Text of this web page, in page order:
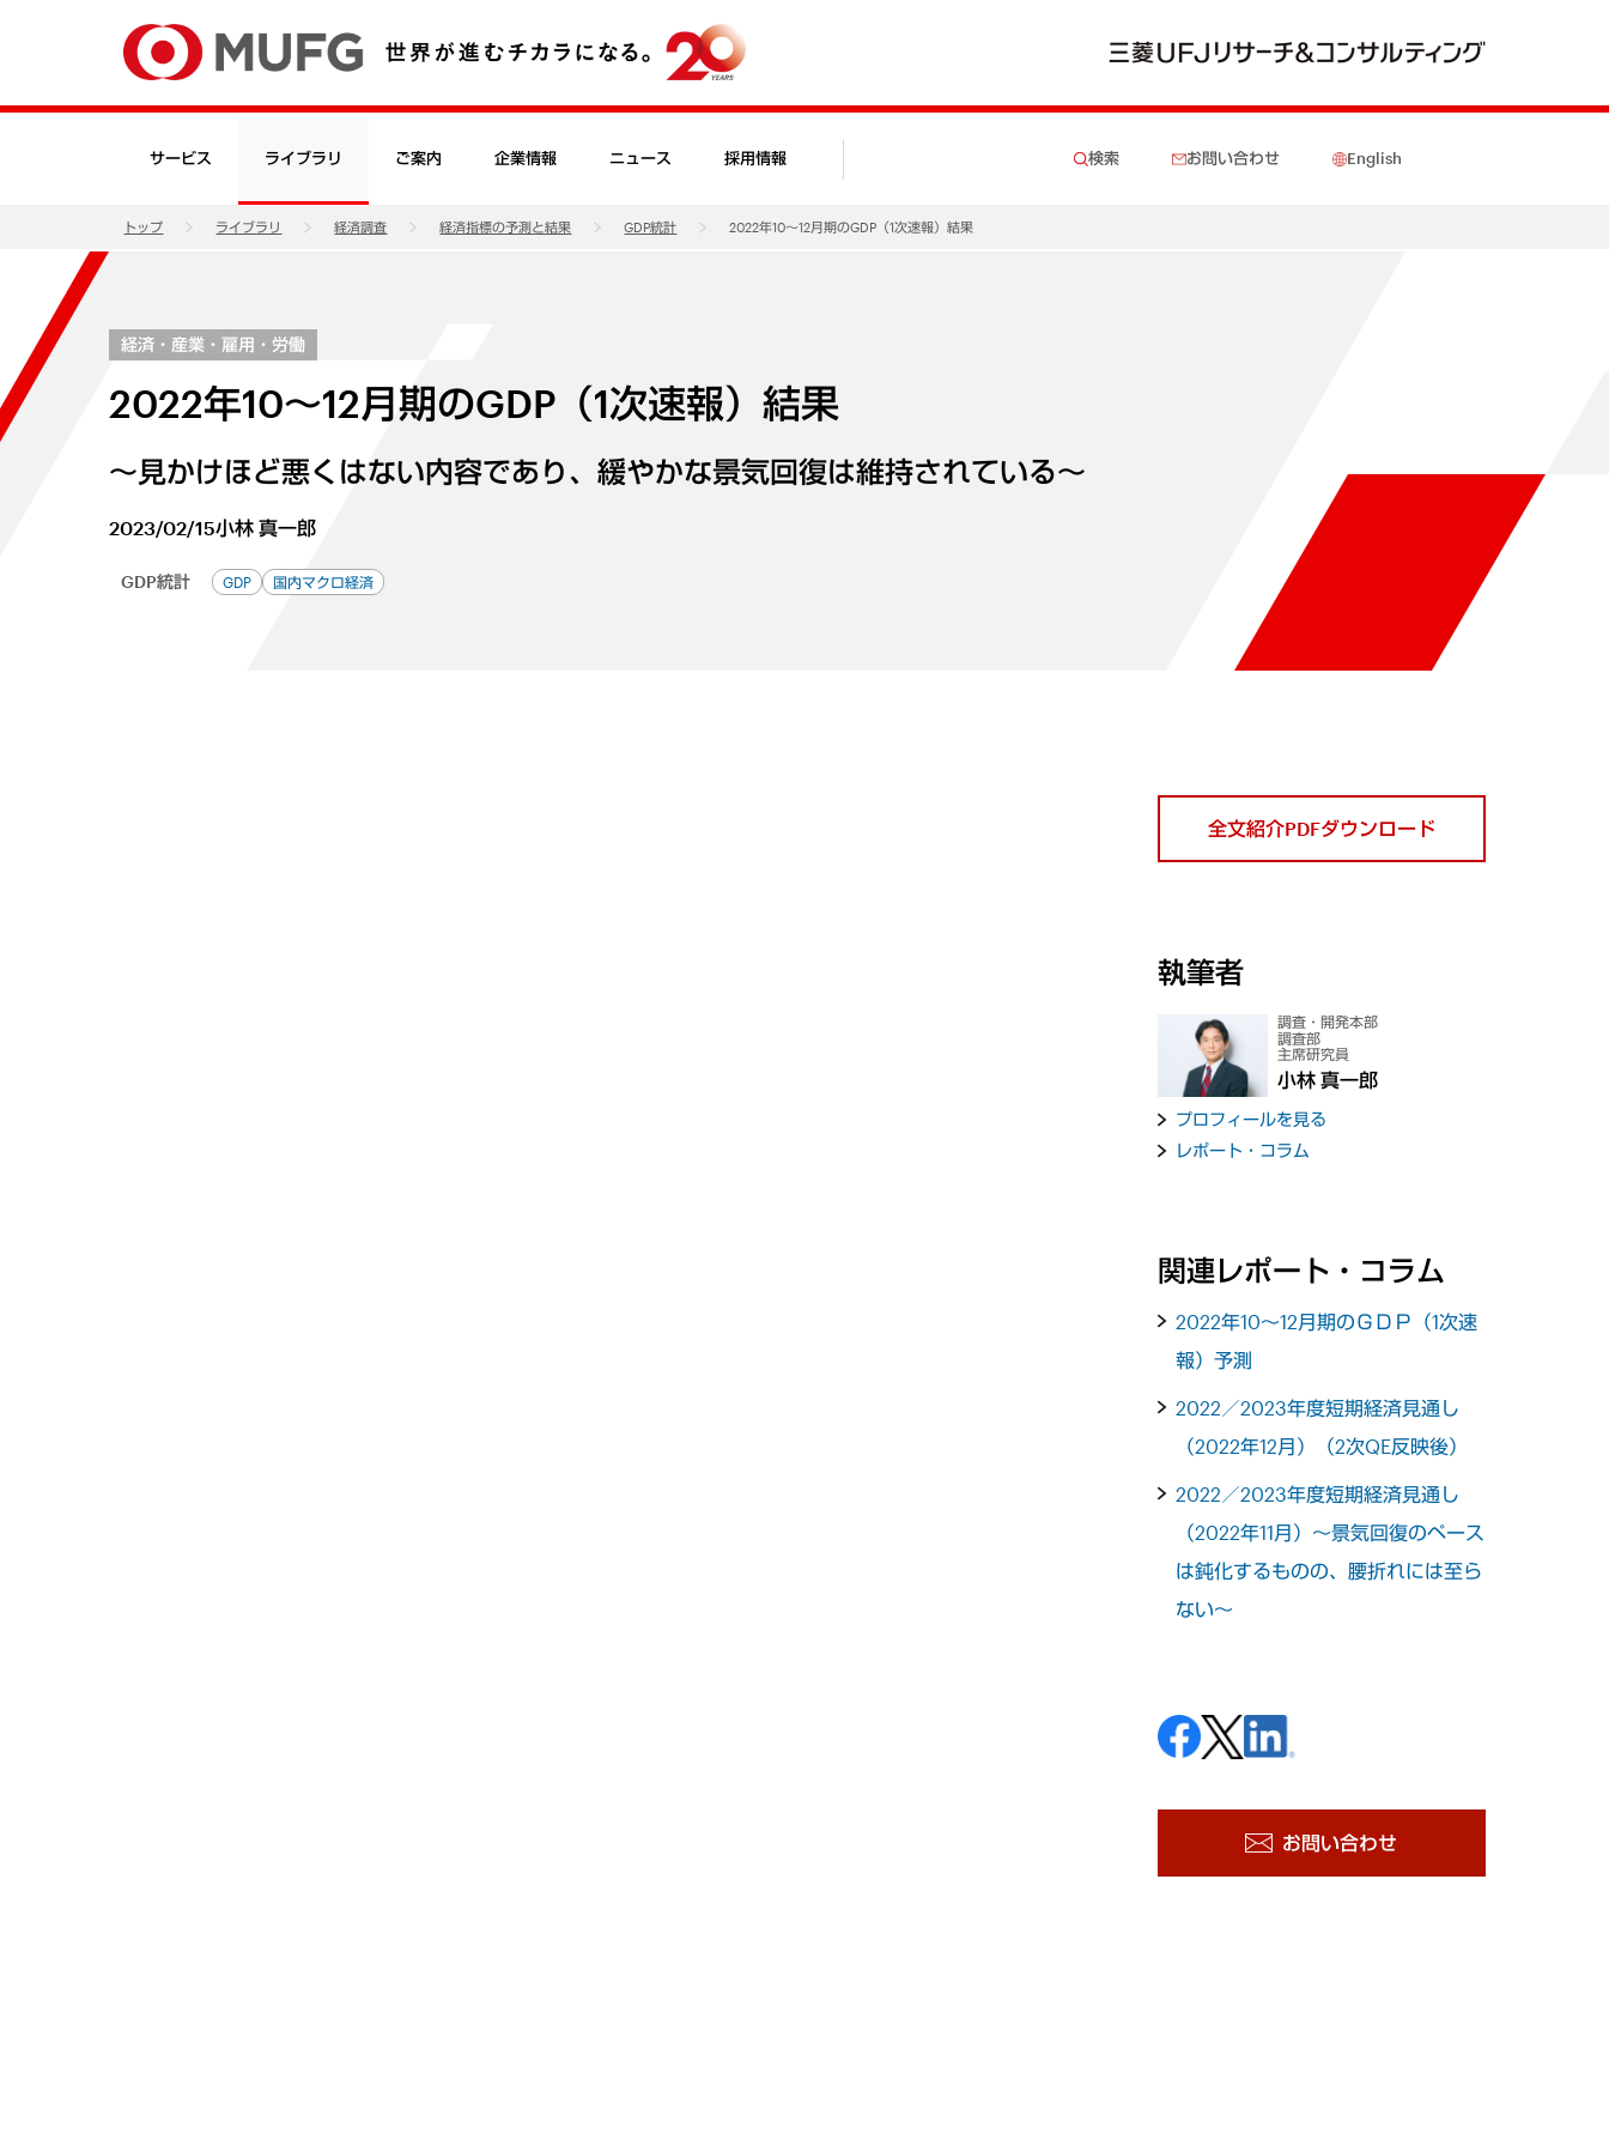
サービス ライブラリ ご案内 企業情報 ニュース 採用情報 検索 お問い合わせ English
トップ ライブラリ 経済調査 経済指標の予測と結果 GDP統計 2022年10～12月期のGDP（1次速報）結果
経済・産業・雇用・労働
2022年10～12月期のGDP（1次速報）結果
～見かけほど悪くはない内容であり、緩やかな景気回復は維持されている～
2023/02/15小林 真一郎
GDP統計 GDP 国内マクロ経済
全文紹介PDFダウンロード
執筆者
調査・開発本部
調査部
主席研究員
小林 真一郎
プロフィールを見る
レポート・コラム
関連レポート・コラム
2022年10～12月期のＧＤＰ（1次速
報）予測
2022／2023年度短期経済見通し
（2022年12月）（2次QE反映後）
2022／2023年度短期経済見通し
（2022年11月）～景気回復のペース
は鈍化するものの、腰折れには至ら
ない～
お問い合わせ